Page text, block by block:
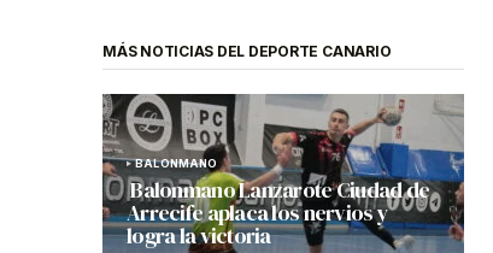
MÁS NOTICIAS DEL DEPORTE CANARIO
BALONMANO
Balonmano Lanzarote Ciudad de
Arrecife aplaca los nervios y
logra la victoria